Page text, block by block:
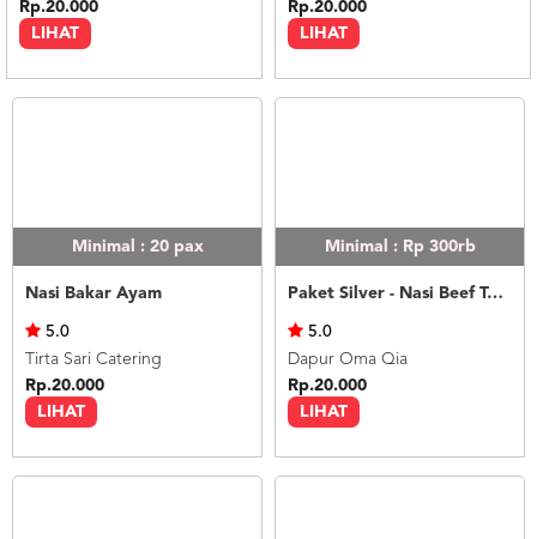
LIHAT
Rp.20.000
LIHAT
Rp.20.000
Minimal : 20 pax
Nasi Bakar Ayam
LIHAT
5.0
Tirta Sari Catering
Rp.20.000
Minimal : Rp 300rb
Paket Silver - Nasi Beef Teriyaki
LIHAT
5.0
Dapur Oma Qia
Rp.20.000